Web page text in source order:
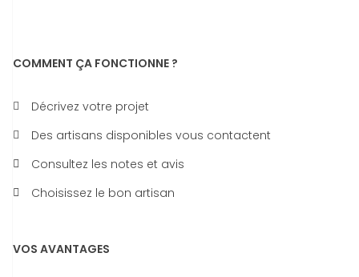
COMMENT ÇA FONCTIONNE ?
Décrivez votre projet
Des artisans disponibles vous contactent
Consultez les notes et avis
Choisissez le bon artisan
VOS AVANTAGES